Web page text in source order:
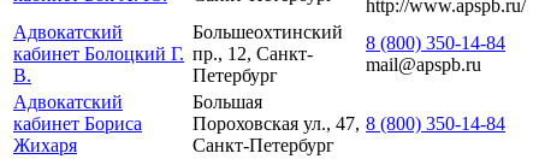
http://www.apspb.ru/
Адвокатский
кабинет Болоцкий Г.
В.
Большеохтинский
пр., 12, Санкт-
Петербург
8 (800) 350-14-84
mail@apspb.ru
Адвокатский
кабинет Бориса
Жихаря
Большая
Пороховская ул., 47,
Санкт-Петербург
8 (800) 350-14-84